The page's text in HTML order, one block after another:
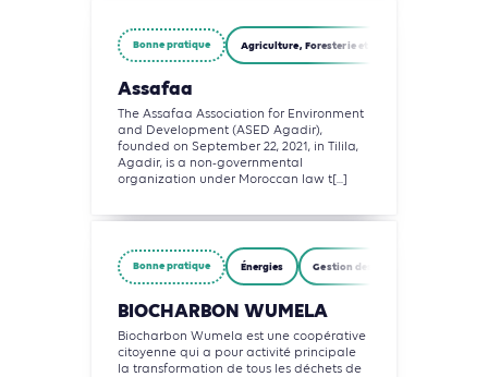
Bonne pratique Agriculture, Foresterie et Usages des sols
Assafaa
The Assafaa Association for Environment
and Development (ASED Agadir),
founded on September 22, 2021, in Tilila,
Agadir, is a non-governmental
organization under Moroccan law t[...]
Bonne pratique Énergies Gestion des déchets
BIOCHARBON WUMELA
Biocharbon Wumela est une coopérative
citoyenne qui a pour activité principale
la transformation de tous les déchets de